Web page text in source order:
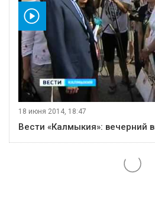
18 июня 2014, 18:47
Вести «Калмыкия»: вечерний